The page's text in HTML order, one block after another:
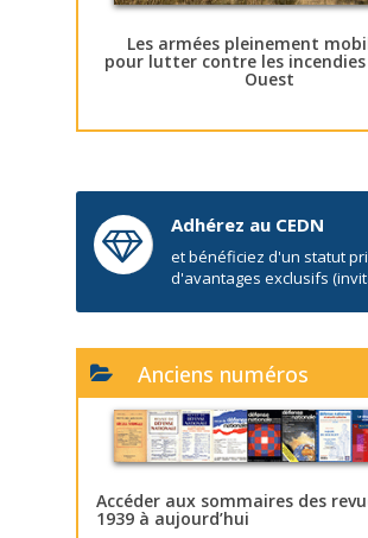
Les armées pleinement
pour lutter contre les incendies
Ouest
Adhérez au CEDN
et bénéficiez d'un statut
d'avantages exclusifs
Anciens numéros
Accéder aux sommaires des
1939 à aujourd’hui